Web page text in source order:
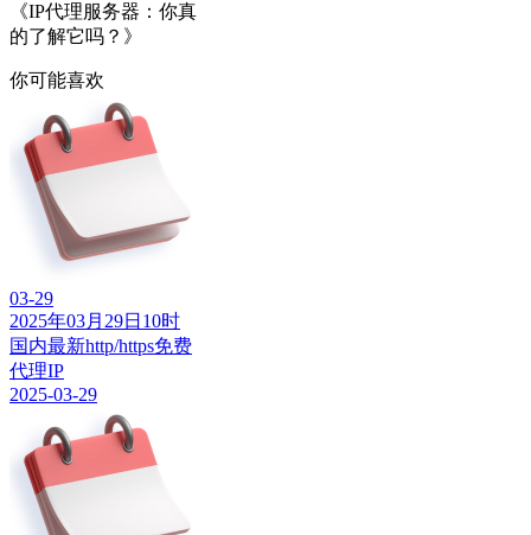
《IP代理服务器：你真
的了解它吗？》
你可能喜欢
03-29
2025年03月29日10时
国内最新http/https免费
代理IP
2025-03-29